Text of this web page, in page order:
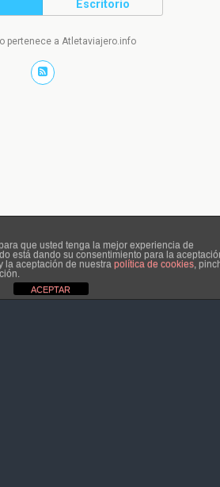
Escritorio
pertenece a Atletaviajero.info
que usted tenga la mejor experiencia de
está dando su consentimiento para la
la aceptación de nuestra política de cookies,
ACEPTAR